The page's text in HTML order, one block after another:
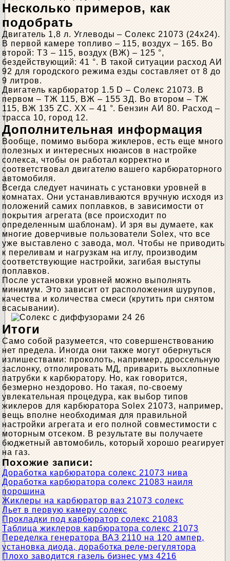
Несколько примеров, как
подобрать
Двигатель 1,8 л. Углеводы – Солекс 21073 (24х24).
В первой камере топливо – 115, воздух – 165. Во
второй: ТЗ – 115, воздух (ВЖ) – 125 °,
бездействующий: 41 °. В такой ситуации расход АИ
92 для городского режима езды составляет от 8 до
9 литров.
Двигатель карбюратор 1.5 D – Солекс 21073. В
первом – ТЖ 115, ВЖ – 155 ЗД. Во втором – ТЖ
115, ВЖ 135 ZC. ХХ – 41 °. Бензин АИ 80. Расход –
трасса 10, город 12.
Дополнительная информация
Вообще, помимо выбора жиклеров, есть еще много
полезных и интересных нюансов в настройке
солекса, чтобы он работал корректно и
соответствовал двигателю вашего карбюраторного
автомобиля.
Всегда следует начинать с установки уровней в
комнатах. Они устанавливаются вручную исходя из
положений самих поплавков, в зависимости от
покрытия агрегата (все происходит по
определенным шаблонам). И зря вы думаете, как
многие доверчивые пользователи Solex, что все
уже выставлено с завода, мол. Чтобы не приводить
к переливам и нагрузкам на иглу, производим
соответствующие настройки, загибая выступы
поплавков.
После установки уровней можно выполнять
минимум. Это зависит от расположения шурупов,
качества и количества смеси (крутить при снятом
всасывании).
Итоги
Само собой разумеется, что совершенствованию
нет предела. Иногда они также могут обернуться
излишествами: проколоть, например, дроссельную
заслонку, отполировать МД, приварить выхлопные
патрубки к карбюратору. Но, как говорится,
безмерно нездорово. Но такая, по-своему
увлекательная процедура, как выбор типов
жиклеров для карбюратора Solex 21073, например,
вещь вполне необходимая для правильной
настройки агрегата и его полной совместимости с
моторным отсеком. В результате вы получаете
бюджетный автомобиль, который хорошо реагирует
на газ.
Похожие записи:
Доработка карбюратора солекс 21073 нива
Доработка карбюратора солекс 21083 наиля
порошина
Жиклеры на карбюратор ваз 21073 солекс
Льет в первую камеру солекс
Прокладки под карбюратор солекс 21083
Таблица жиклеров карбюратора солекс 21073
Переделка генератора ВАЗ 2110 на 120 ампер,
установка диода, доработка реле-регулятора
Плохо заводится газель бизнес умз 4216